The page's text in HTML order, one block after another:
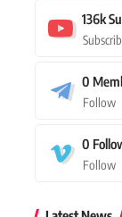
136k
0
Follow
0
Follow